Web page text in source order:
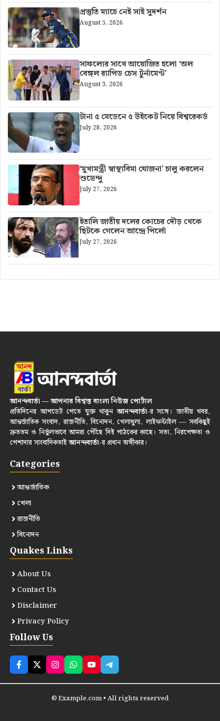
প্রস্তুতি ম্যাচে নেই সাই সুদর্শন
August 5, 2026
সাফল্যের সাথে আয়োজিত হলো ‘অল
বেঙ্গল র‍্যাপিড চেস টুর্নামেন্ট’
August 3, 2026
টানা ৫ মেডেনে ৫ উইকেট নিয়ে বিশ্বরেকর্ড
July 28, 2026
‘মুখ্যমন্ত্রী স্বাস্থ্যবিমা যোজনা’ চালু করলেন
শুভেন্দু
July 27, 2026
ইতালি জাতীয় দলের কোচের দৌড় থেকে
ছিটকে গেলেন আন্দ্রে পির্লো
July 27, 2026
আনন্দবার্তা — আপনার বিশ্বস্ত বাংলা নিউজ পোর্টাল
প্রতিদিনের আপডেট পেতে যুক্ত থাকুনআনন্দবার্তা-র সঙ্গে। জাতীয় খবর,
আন্তর্জাতিক সংবাদ, রাজনীতি, বিনোদন, খেলাধুলা, লাইফস্টাইল — সবকিছুই
দ্রুততম ও নির্ভুলভাবে আমরা পৌঁছে দিই পাঠকের কাছে। সত্য, নিরপেক্ষতা ও
পেশাদার সাংবাদিকতাইআনন্দবার্তা-র প্রধান অঙ্গীকার।
Categories
আন্তর্জাতিক
খেলা
রাজনীতি
বিনোদন
Quakes Links
About Us
Contact Us
Disclaimer
Privacy Policy
Follow Us
© Example.com • All rights reserved